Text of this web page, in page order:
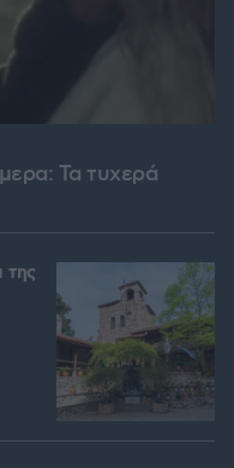
Τα τυχερά
της